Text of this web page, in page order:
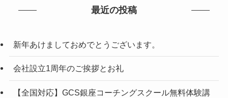
最近の投稿
新年あけましておめでとうございます。
会社設立1周年のご挨拶とお礼
【全国対応】GCS銀座コーチングスクール無料体験講